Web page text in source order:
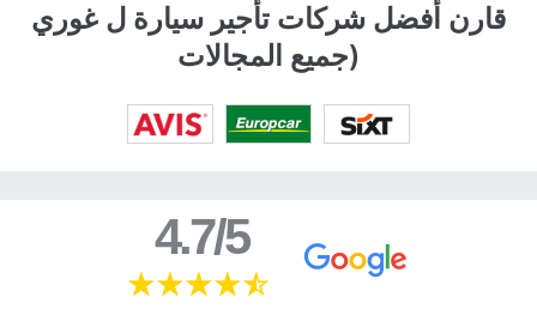
قارن أفضل شركات تأجير سيارة ل غوري
(جميع المجالات
4.7/5